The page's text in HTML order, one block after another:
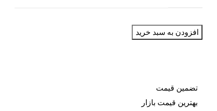
افزودن به سبد خرید
تضمین قیمت
بهترین قیمت بازار